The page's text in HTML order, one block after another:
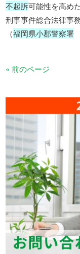
不起訴可能性を高め
刑事事件総合法律事
（福岡県小郡警察署
« 前のページ